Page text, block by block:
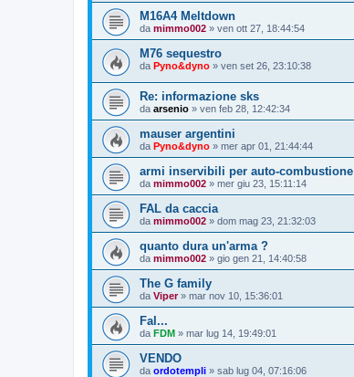
M16A4 Meltdown
da mimmo002 » ven ott 27, 18:44:54
M76 sequestro
da Pyno&dyno » ven set 26, 23:10:38
Re: informazione sks
da arsenio » ven feb 28, 12:42:34
mauser argentini
da Pyno&dyno » mer apr 01, 21:44:44
armi inservibili per auto-combustione
da mimmo002 » mer giu 23, 15:11:14
FAL da caccia
da mimmo002 » dom mag 23, 21:32:03
quanto dura un'arma ?
da mimmo002 » gio gen 21, 14:40:58
The G family
da Viper» mar nov 10, 15:36:01
Fal...
da FDM » mar lug 14, 19:49:01
VENDO
da ordotempli » sab lug 04, 07:16:06